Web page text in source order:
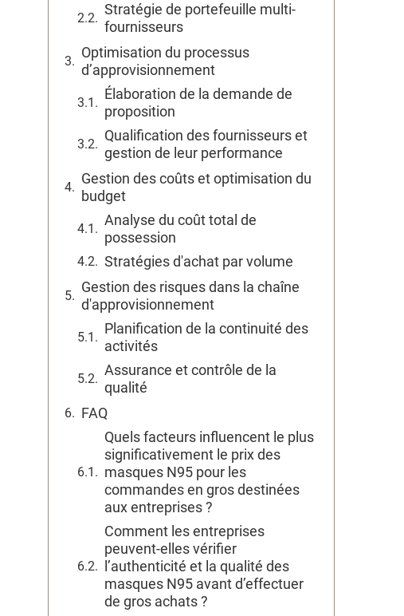
Stratégie de portefeuille multi-
fournisseurs
Optimisation du processus
d’approvisionnement
Élaboration de la demande de
proposition
Qualification des fournisseurs et
gestion de leur performance
Gestion des coûts et optimisation du
budget
Analyse du coût total de
possession
Stratégies d'achat par volume
Gestion des risques dans la chaîne
d'approvisionnement
Planification de la continuité des
activités
Assurance et contrôle de la
qualité
FAQ
Quels facteurs influencent le plus
significativement le prix des
masques N95 pour les
commandes en gros destinées
aux entreprises ?
Comment les entreprises
peuvent-elles vérifier
l’authenticité et la qualité des
masques N95 avant d’effectuer
de gros achats ?